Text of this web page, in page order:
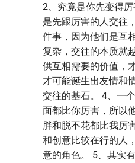
2、究竟是你先变得
是先跟厉害的人交往
件事，因为他们是互
复杂，交往的本质就
供互相需要的价值，
才可能诞生出友情和
交往的基石。 4、一
面都比你厉害，所以
胖和脱不花都比我厉
和创意比较在行的人
意的角色。 5、其实